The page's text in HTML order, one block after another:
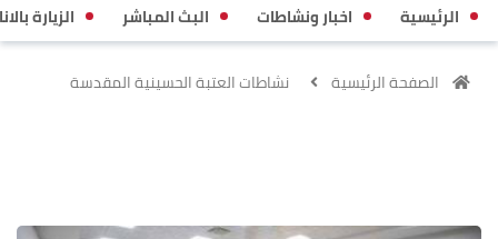
الرئيسية اخبار ونشاطات البث المباشر الزيارة
الصفحة الرئيسية نشاطات العتبة الحسينية المقدسة